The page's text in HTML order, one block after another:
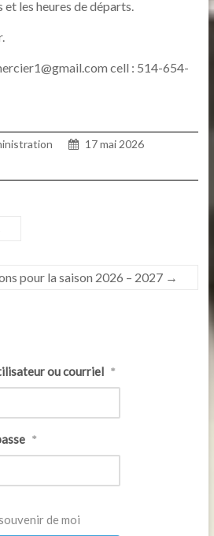
les heures de départs.
cell : 514-654-
17 mai 2026
pour la saison 2026 – 2027 →
ou courriel *
*
de moi